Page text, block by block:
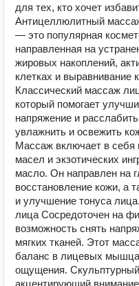
для тех, кто хочет
Антицеллюлитный
— это популярная
направленная на
жировых накоплений,
клетках и
Классический массаж
который помогает
напряжение и
увлажнить и освежить
Массаж включает в себя
масел и экзотических
масло. Он направлен на
восстановление кожи, а
и улучшение тонуса
лица Сосредоточен на
возможность снять
мягких тканей. Этот
баланс в лицевых
ощущения.
акцентирующий